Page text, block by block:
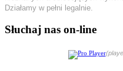
Działamy w pełni legalnie.
Słuchaj nas on-line